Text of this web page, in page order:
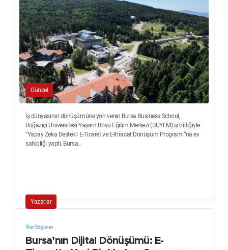
Güncel
İş dünyasının dönüşümüne yön veren Bursa Business School,
Boğaziçi Üniversitesi Yaşam Boyu Eğitim Merkezi (BÜYEM) iş birliğiyle
“Yapay Zeka Destekli E-Ticaret ve E-İhracat Dönüşüm Programı”na ev
sahipliği yaptı. Bursa...
Yazarlar
İlker Özgüven
Bursa’nın Dijital Dönüşümü: E-